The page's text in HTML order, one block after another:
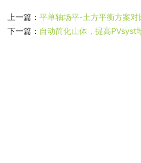
上一篇： 平单轴场平-土方平衡方案对
下一篇： 自动简化山体，提高PVsyst